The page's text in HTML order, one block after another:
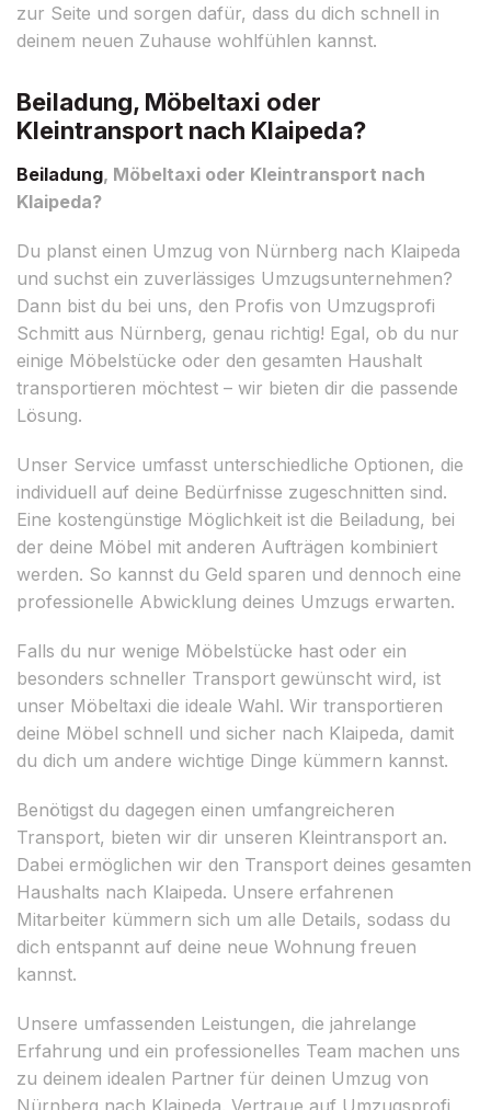
zur Seite und sorgen dafür, dass du dich schnell in
deinem neuen Zuhause wohlfühlen kannst.
Beiladung, Möbeltaxi oder
Kleintransport nach Klaipeda?
Beiladung, Möbeltaxi oder Kleintransport nach
Klaipeda?
Du planst einen Umzug von Nürnberg nach Klaipeda
und suchst ein zuverlässiges Umzugsunternehmen?
Dann bist du bei uns, den Profis von Umzugsprofi
Schmitt aus Nürnberg, genau richtig! Egal, ob du nur
einige Möbelstücke oder den gesamten Haushalt
transportieren möchtest – wir bieten dir die passende
Lösung.
Unser Service umfasst unterschiedliche Optionen, die
individuell auf deine Bedürfnisse zugeschnitten sind.
Eine kostengünstige Möglichkeit ist die Beiladung, bei
der deine Möbel mit anderen Aufträgen kombiniert
werden. So kannst du Geld sparen und dennoch eine
professionelle Abwicklung deines Umzugs erwarten.
Falls du nur wenige Möbelstücke hast oder ein
besonders schneller Transport gewünscht wird, ist
unser Möbeltaxi die ideale Wahl. Wir transportieren
deine Möbel schnell und sicher nach Klaipeda, damit
du dich um andere wichtige Dinge kümmern kannst.
Benötigst du dagegen einen umfangreicheren
Transport, bieten wir dir unseren Kleintransport an.
Dabei ermöglichen wir den Transport deines gesamten
Haushalts nach Klaipeda. Unsere erfahrenen
Mitarbeiter kümmern sich um alle Details, sodass du
dich entspannt auf deine neue Wohnung freuen
kannst.
Unsere umfassenden Leistungen, die jahrelange
Erfahrung und ein professionelles Team machen uns
zu deinem idealen Partner für deinen Umzug von
Nürnberg nach Klaipeda. Vertraue auf Umzugsprofi